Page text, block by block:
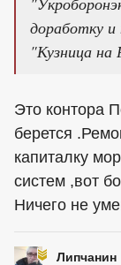
доработку и
"Кузница на
Это контора
берется
капиталку
систем ,вот
Ничего не
Липчанин